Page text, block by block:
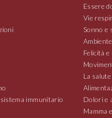
immunitario
Essere
Vie
Sonno e
Felicità
La
Dolori e
Mamma